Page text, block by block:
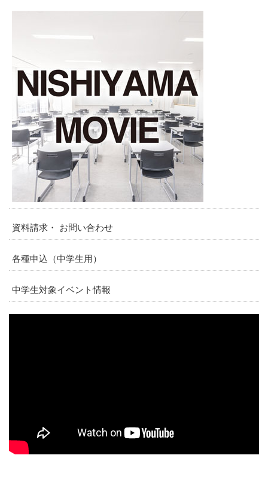
資料請求・ お問い合わせ
各種申込（中学生用）
中学生対象イベント情報